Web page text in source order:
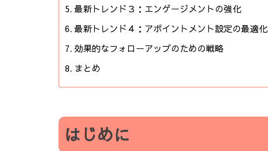
最新トレンド３：エンゲージメントの強化
最新トレンド４：アポイントメント設定の最適化
効果的なフォローアップのための戦略
まとめ
はじめに